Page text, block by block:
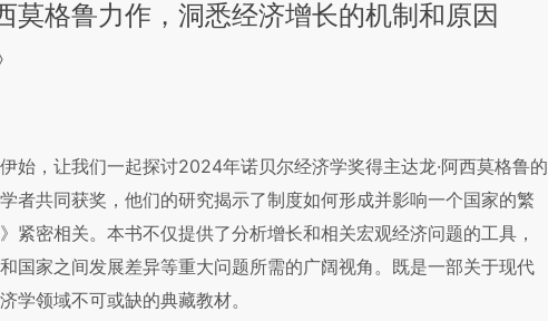
莫格鲁力作，洞悉经济增长的机制和原因
始，让我们一起探讨2024年诺贝尔经济学奖得主达龙·阿西莫格鲁的
者共同获奖，他们的研究揭示了制度如何形成并影响一个国家的繁
紧密相关。本书不仅提供了分析增长和相关宏观经济问题的工具，
国家之间发展差异等重大问题所需的广阔视角。既是一部关于现代
学领域不可或缺的典藏教材。